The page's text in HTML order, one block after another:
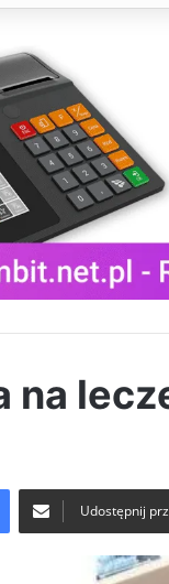
na
Udostępnij